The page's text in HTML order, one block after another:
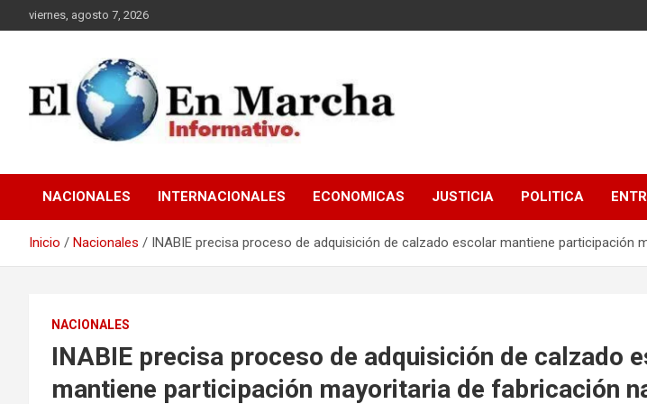
al
viernes, agosto 7, 2026
elmundoenmarcha.net
NACIONALES INTERNACIONALES ECONOMICAS JUSTICIA POLITICA
Inicio Nacionales INABIE precisa proceso de adquisición de calzado escolar mantiene
NACIONALES
INABIE precisa proceso de adquisición de calzado
mantiene participación mayoritaria de fabricación